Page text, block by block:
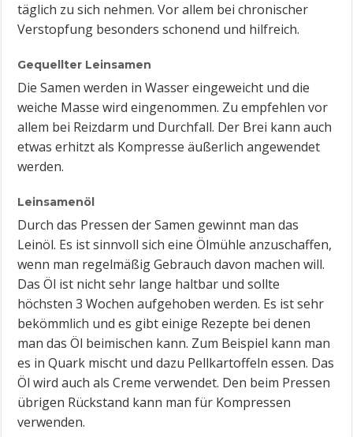
täglich zu sich nehmen. Vor allem bei chronischer
Verstopfung besonders schonend und hilfreich.
Gequellter Leinsamen
Die Samen werden in Wasser eingeweicht und die
weiche Masse wird eingenommen. Zu empfehlen vor
allem bei Reizdarm und Durchfall. Der Brei kann auch
etwas erhitzt als Kompresse äußerlich angewendet
werden.
Leinsamenöl
Durch das Pressen der Samen gewinnt man das
Leinöl. Es ist sinnvoll sich eine Ölmühle anzuschaffen,
wenn man regelmäßig Gebrauch davon machen will.
Das Öl ist nicht sehr lange haltbar und sollte
höchsten 3 Wochen aufgehoben werden. Es ist sehr
bekömmlich und es gibt einige Rezepte bei denen
man das Öl beimischen kann. Zum Beispiel kann man
es in Quark mischt und dazu Pellkartoffeln essen. Das
Öl wird auch als Creme verwendet. Den beim Pressen
übrigen Rückstand kann man für Kompressen
verwenden.